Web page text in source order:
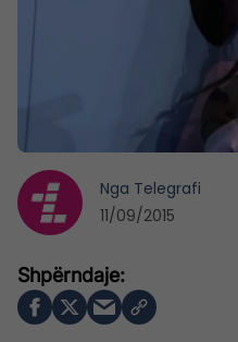
Nga Telegrafi
11/09/2015